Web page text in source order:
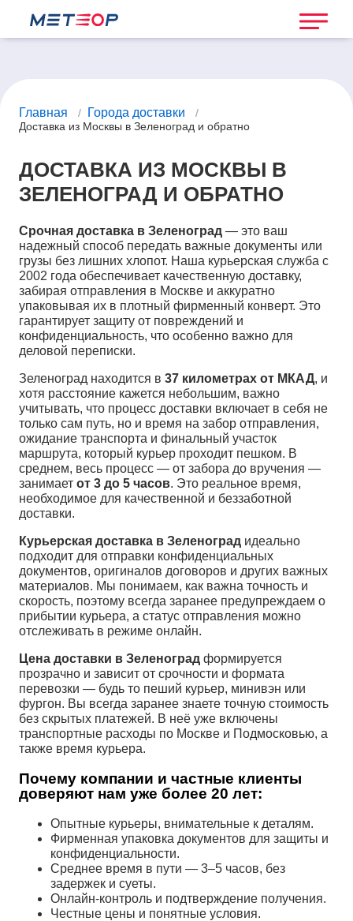
Главная / Города доставки
/
Доставка из Москвы в Зеленоград и обратно
ДОСТАВКА ИЗ МОСКВЫ В
ЗЕЛЕНОГРАД И ОБРАТНО
Срочная доставка в Зеленоград — это ваш
надежный способ передать важные документы или
грузы без лишних хлопот. Наша курьерская служба с
2002 года обеспечивает качественную доставку,
забирая отправления в Москве и аккуратно
упаковывая их в плотный фирменный конверт. Это
гарантирует защиту от повреждений и
конфиденциальность, что особенно важно для
деловой переписки.
Зеленоград находится в 37 километрах от МКАД, и
хотя расстояние кажется небольшим, важно
учитывать, что процесс доставки включает в себя не
только сам путь, но и время на забор отправления,
ожидание транспорта и финальный участок
маршрута, который курьер проходит пешком. В
среднем, весь процесс — от забора до вручения —
занимает от 3 до 5 часов. Это реальное время,
необходимое для качественной и беззаботной
доставки.
Курьерская доставка в Зеленоград идеально
подходит для отправки конфиденциальных
документов, оригиналов договоров и других важных
материалов. Мы понимаем, как важна точность и
скорость, поэтому всегда заранее предупреждаем о
прибытии курьера, а статус отправления можно
отслеживать в режиме онлайн.
Цена доставки в Зеленоград формируется
прозрачно и зависит от срочности и формата
перевозки — будь то пеший курьер, минивэн или
фургон. Вы всегда заранее знаете точную стоимость
без скрытых платежей. В неё уже включены
транспортные расходы по Москве и Подмосковью, а
также время курьера.
Почему компании и частные клиенты
доверяют нам уже более 20 лет:
Опытные курьеры, внимательные к деталям.
Фирменная упаковка документов для защиты и
конфиденциальности.
Среднее время в пути — 3–5 часов, без
задержек и суеты.
Онлайн-контроль и подтверждение получения.
Честные цены и понятные условия.